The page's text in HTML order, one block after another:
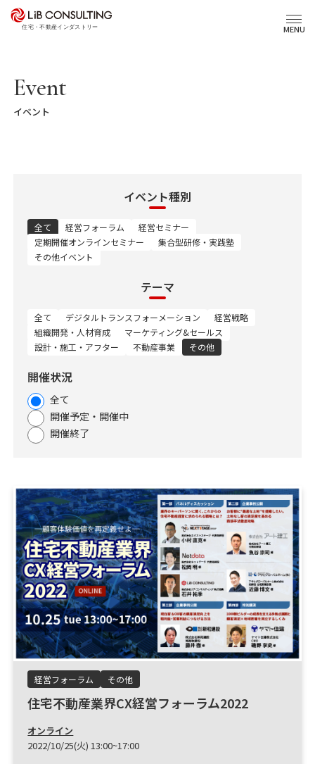
MENU
プロジェクト事例
エキスパート
会社概要
資料請求 最新セミナー
Event
イベント
イベント種別
全て 経営フォーラム
経営セミナー
定期開催オンラインセミナー
集合型研修・実践塾
その他イベント
テーマ
全て デジタルトランスフォーメーション
経営戦略
組織開発・人材育成
マーケティング&セールス
設計・施工・アフター
不動産事業 その他
開催状況
全て
開催予定・開催中
開催終了
経営フォーラム その他
住宅不動産業界CX経営フォーラム2022
オンライン
2022/10/25(火) 13:00~17:00